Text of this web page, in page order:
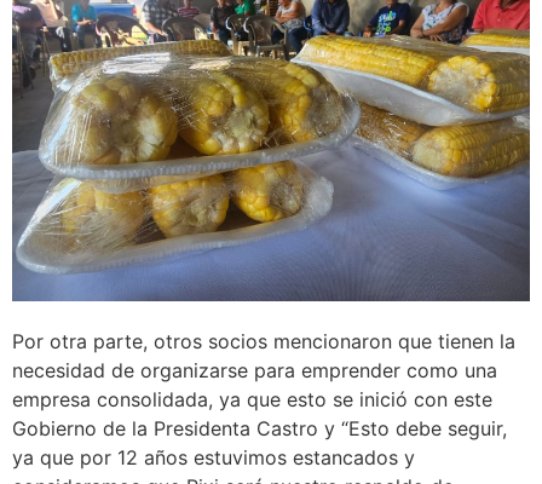
Por otra parte, otros socios mencionaron que tienen la
necesidad de organizarse para emprender como una
empresa consolidada, ya que esto se inició con este
Gobierno de la Presidenta Castro y “Esto debe seguir,
ya que por 12 años estuvimos estancados y